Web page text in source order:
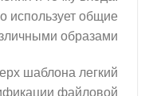
использует общие
образами.
шаблона легкий
файловой